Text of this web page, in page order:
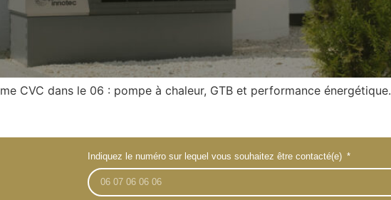
CVC dans le 06 : pompe à chaleur, GTB et performance énergétique.
Indiquez le numéro sur lequel vous souhaitez être contacté(e)